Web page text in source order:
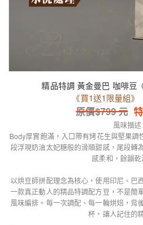
精品特調 黃金曼巴 咖啡豆
《買1送1限量組》
原價$799元
風味描述
Body厚實飽滿，入口帶有烤花生與堅果調
段浮現奶油太妃糖般的滑順甜感，尾段轉
感柔和，餘韻乾
以烘豆師拼配理念為核心，使用印尼、巴
一款真正動人的精品特調配方豆，不是簡
風味編排。每一次調配、每一輪烘焙，背
杯，讓人記住的